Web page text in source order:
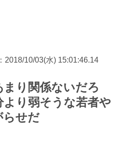
：2018/10/03(水) 15:01:46.14
り関係ないだろ
り弱そうな若者や
らせだ